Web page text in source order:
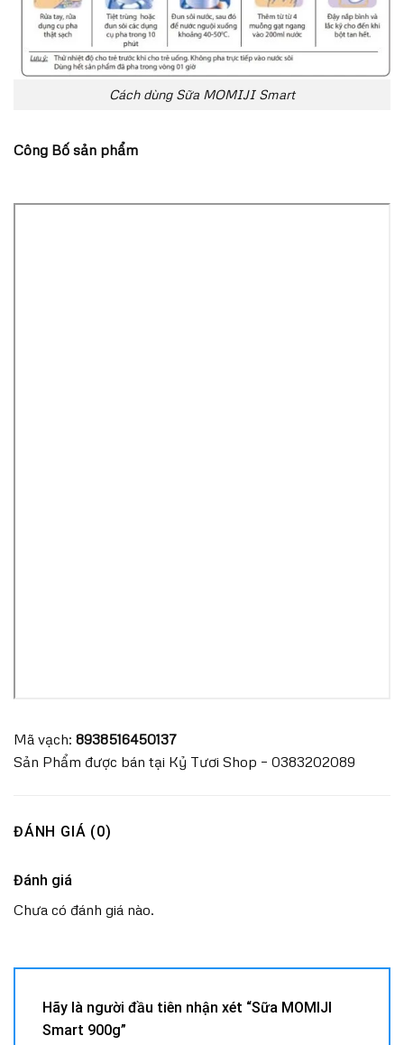
Cách dùng Sữa MOMIJI Smart
Công Bố sản phẩm
Mã vạch: 8938516450137
Sản Phẩm được bán tại Kỷ Tươi Shop – 0383202089
ĐÁNH GIÁ (0)
Đánh giá
Chưa có đánh giá nào.
Hãy là người đầu tiên nhận xét “Sữa MOMIJI
Smart 900g”